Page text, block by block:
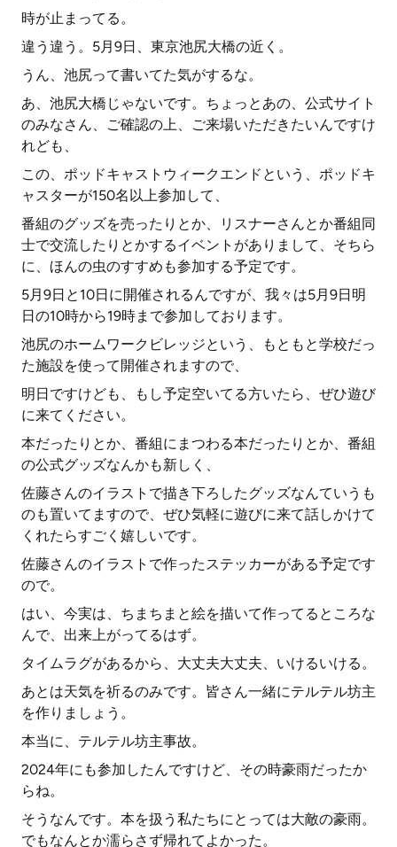
時が止まってる。
違う違う。5月9日、東京池尻大橋の近く。
うん、池尻って書いてた気がするな。
あ、池尻大橋じゃないです。ちょっとあの、公式サイト
のみなさん、ご確認の上、ご来場いただきたいんですけ
れども、
この、ポッドキャストウィークエンドという、ポッドキ
ャスターが150名以上参加して、
番組のグッズを売ったりとか、リスナーさんとか番組同
士で交流したりとかするイベントがありまして、そちら
に、ほんの虫のすすめも参加する予定です。
5月9日と10日に開催されるんですが、我々は5月9日明
日の10時から19時まで参加しております。
池尻のホームワークビレッジという、もともと学校だっ
た施設を使って開催されますので、
明日ですけども、もし予定空いてる方いたら、ぜひ遊び
に来てください。
本だったりとか、番組にまつわる本だったりとか、番組
の公式グッズなんかも新しく、
佐藤さんのイラストで描き下ろしたグッズなんていうも
のも置いてますので、ぜひ気軽に遊びに来て話しかけて
くれたらすごく嬉しいです。
佐藤さんのイラストで作ったステッカーがある予定です
ので。
はい、今実は、ちまちまと絵を描いて作ってるところな
んで、出来上がってるはず。
タイムラグがあるから、大丈夫大丈夫、いけるいける。
あとは天気を祈るのみです。皆さん一緒にテルテル坊主
を作りましょう。
本当に、テルテル坊主事故。
2024年にも参加したんですけど、その時豪雨だったか
らね。
そうなんです。本を扱う私たちにとっては大敵の豪雨。
でもなんとか濡らさず帰れてよかった。